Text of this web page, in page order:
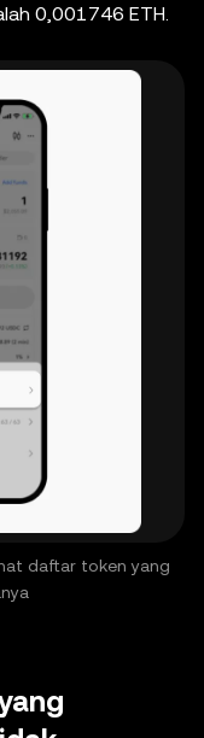
0,001746 ETH.
daftar token yang